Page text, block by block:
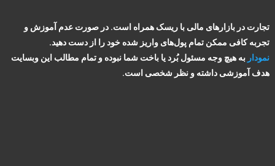
تجارت در بازارهای مالی با ریسک همراه است. در صورت عدم آموزش و
تجربه کافی ممکن تمام پول‌های واریز شده خود را از دست دهید.
نمودار به هیچ وجه مسئول بُرد یا باخت شما نبوده و تمام مطالب این وبسایت
هدف آموزشی داشته و نظر شخصی است.